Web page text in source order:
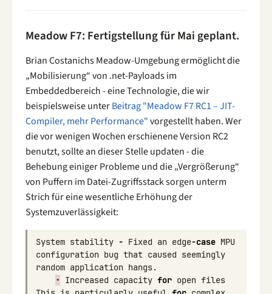
Meadow F7: Fertigstellung für Mai geplant.
Brian Costanichs Meadow-Umgebung ermöglicht die
„Mobilisierung“ von .net-Payloads im
Embeddedbereich - eine Technologie, die wir
beispielsweise unterBeitrag "Meadow F7 RC1 – JIT-
Compiler, mehr Performance"vorgestellt haben. Wer
die vor wenigen Wochen erschienene Version RC2
benutzt, sollte an dieser Stelle updaten - die
Behebung einiger Probleme und die „Vergrößerung“
von Puffern im Datei-Zugriffsstack sorgen unterm
Strich für eine wesentliche Erhöhung der
Systemzuverlässigkeit:
System stability - Fixed an edge-case MPU
configuration bug that caused seemingly
random application hangs.
•
Increased capacity for open files